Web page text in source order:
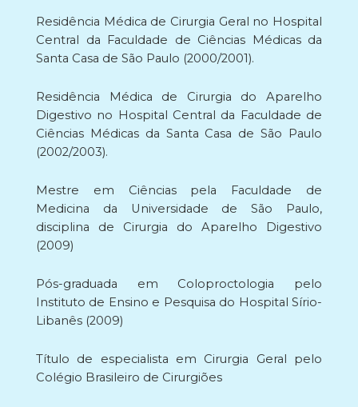
Residência Médica de Cirurgia Geral no Hospital
Central da Faculdade de Ciências Médicas da
Santa Casa de São Paulo (2000/2001).
Residência Médica de Cirurgia do Aparelho
Digestivo no Hospital Central da Faculdade de
Ciências Médicas da Santa Casa de São Paulo
(2002/2003).
Mestre em Ciências pela Faculdade de
Medicina da Universidade de São Paulo,
disciplina de Cirurgia do Aparelho Digestivo
(2009)
Pós-graduada em Coloproctologia pelo
Instituto de Ensino e Pesquisa do Hospital Sírio-
Libanês (2009)
Título de especialista em Cirurgia Geral pelo
Colégio Brasileiro de Cirurgiões